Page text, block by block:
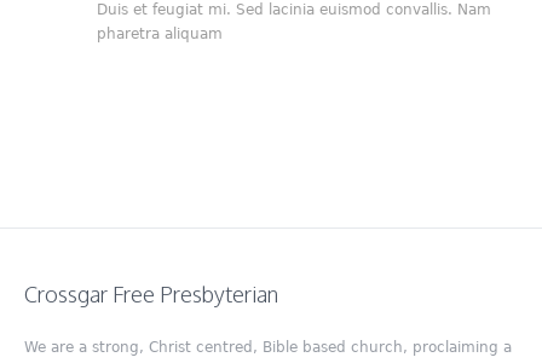
Duis et feugiat mi. Sed lacinia euismod convallis. Nam
pharetra aliquam
Crossgar Free Presbyterian
We are a strong, Christ centred, Bible based church, proclaiming a